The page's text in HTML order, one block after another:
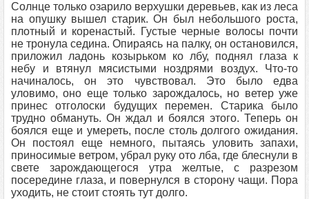
Солнце только озарило верхушки деревьев, как из леса
на опушку вышел старик. Он был небольшого роста,
плотный и коренастый. Густые черные волосы почти
не тронула седина. Опираясь на палку, он остановился,
приложил ладонь козырьком ко лбу, поднял глаза к
небу и втянул мясистыми ноздрями воздух. Что-то
начиналось, он это чувствовал. Это было едва
уловимо, оно еще только зарождалось, но ветер уже
принес отголоски будущих перемен. Старика было
трудно обмануть. Он ждал и боялся этого. Теперь он
боялся еще и умереть, после столь долгого ожидания.
Он постоял еще немного, пытаясь уловить запахи,
приносимые ветром, убрал руку ото лба, где блеснули в
свете зарождающегося утра желтые, с разрезом
посередине глаза, и повернулся в сторону чащи. Пора
уходить, не стоит стоять тут долго.